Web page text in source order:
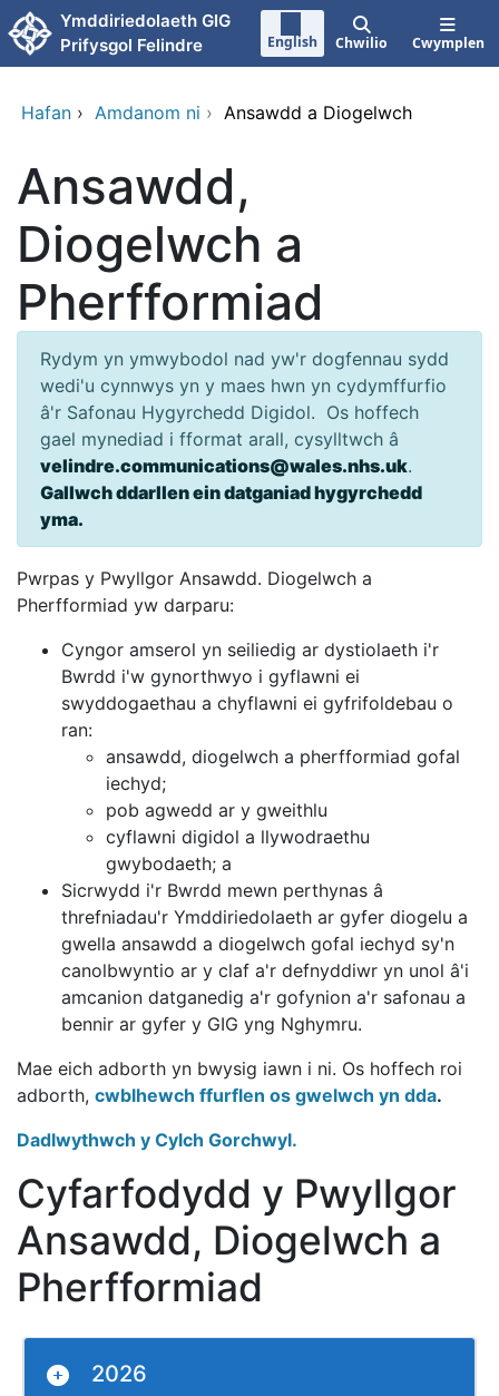
Neidio i'r prif gynnwy
Ymddiriedolaeth GIG
Prifysgol Felindre
English Chwilio Cwymplen
Hafan › Amdanom ni › Ansawdd a Diogelwch
Ansawdd,
Diogelwch a
Pherfformiad
Rydym yn ymwybodol nad yw'r dogfennau sydd
wedi'u cynnwys yn y maes hwn yn cydymffurfio
â'r Safonau Hygyrchedd Digidol. Os hoffech
gael mynediad i fformat arall, cysylltwch â
velindre.communications@wales.nhs.uk.
Gallwch ddarllen ein datganiad hygyrchedd
yma.
Pwrpas y Pwyllgor Ansawdd. Diogelwch a
Pherfformiad yw darparu:
Cyngor amserol yn seiliedig ar dystiolaeth i'r
Bwrdd i'w gynorthwyo i gyflawni ei
swyddogaethau a chyflawni ei gyfrifoldebau o
ran:
ansawdd, diogelwch a pherfformiad gofal
iechyd;
pob agwedd ar y gweithlu
cyflawni digidol a llywodraethu
gwybodaeth; a
Sicrwydd i'r Bwrdd mewn perthynas â
threfniadau'r Ymddiriedolaeth ar gyfer diogelu a
gwella ansawdd a diogelwch gofal iechyd sy'n
canolbwyntio ar y claf a'r defnyddiwr yn unol â'i
amcanion datganedig a'r gofynion a'r safonau a
bennir ar gyfer y GIG yng Nghymru.
Mae eich adborth yn bwysig iawn i ni. Os hoffech roi
adborth, cwblhewch ffurflen os gwelwch yn dda.
Dadlwythwch y Cylch Gorchwyl.
Cyfarfodydd y Pwyllgor
Ansawdd, Diogelwch a
Pherfformiad
2026